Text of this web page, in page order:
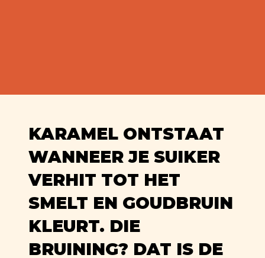
KARAMEL ONTSTAAT
WANNEER JE SUIKER
VERHIT TOT HET
SMELT EN GOUDBRUIN
KLEURT. DIE
BRUINING? DAT IS DE